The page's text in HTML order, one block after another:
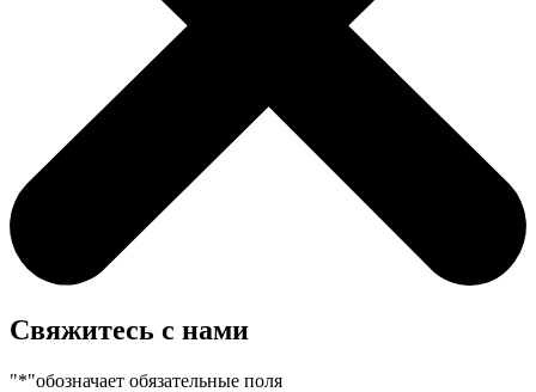
Свяжитесь с нами
"*"обозначает обязательные поля